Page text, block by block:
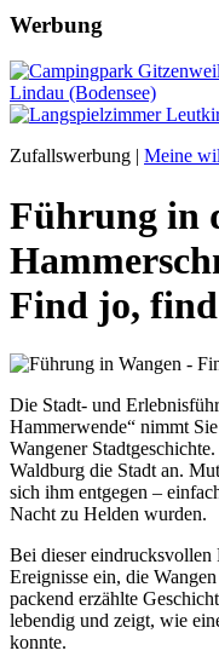
Werbung
Zufallswerbung | Meine
Führung in
Find jo,
Die Stadt- und
Hammerwende“ nimmt
Wangener
Waldburg die Stadt an.
sich ihm entgegen –
Nacht zu Helden wurden.
Bei dieser eindrucksvollen
Ereignisse ein, die
packend erzählte
lebendig und zeigt, wie
konnte.